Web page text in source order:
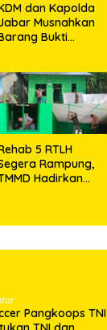
dan Kapolda
Musnahkan
Bukti
dan
5 RTLH
Rampung,
Hadirkan
Pangkoops TNI